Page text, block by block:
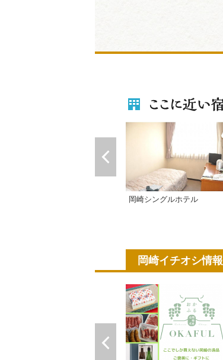
岡崎シングルホテル
岡崎イチオシ情報